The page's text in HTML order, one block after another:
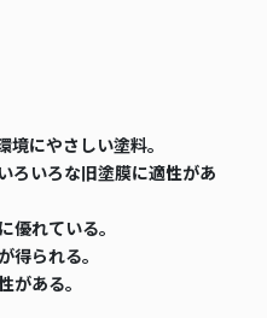
にやさしい塗料。
ろいろな旧塗膜に適性があ
れている。
られる。
ある。